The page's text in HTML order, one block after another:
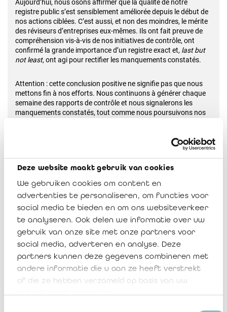
Deze website maakt gebruik van cookies
We gebruiken cookies om content en
advertenties te personaliseren, om functies voor
social media te bieden en om ons websiteverkeer
te analyseren. Ook delen we informatie over uw
gebruik van onze site met onze partners voor
social media, adverteren en analyse. Deze
partners kunnen deze gegevens combineren met
andere informatie die u aan ze heeft verstrekt
of die ze hebben verzameld op basis van uw
Aujourd’hui, nous osons affirmer que la qualité de notre
registre public s’est sensiblement améliorée depuis le début de
nos actions ciblées. C’est aussi, et non des moindres, le mérite
des réviseurs d’entreprises eux-mêmes. Ils ont fait preuve de
compréhension vis-à-vis de nos initiatives de contrôle, ont
confirmé la grande importance d’un registre exact et, last but
not least, ont agi pour rectifier les manquements constatés.
Attention : cette conclusion positive ne signifie pas que nous
mettons fin à nos efforts. Nous continuons à générer chaque
semaine des rapports de contrôle et nous signalerons les
manquements constatés, tout comme nous poursuivons nos
retrouvons chaque imperfection. Par exemple, nous ne
sommes pas en mesure de savoir si un employé d’un cabinet
passe d’un statut d’employé à un mandat en tant
qu’administrateur. À cet égard, c’est la responsabilité de la
principale personne de contact de communiquer dans le mois
modifications de statut des sociétés. On s’attend à ce qu’il y en
ait beaucoup cette année en raison de leur adaptation
obligatoire au CSA. Voir également :Communication 2022-11
(ibr-ire.be)
. Une fois de plus, nous vous conseillons, à ce sujet,
de demander un avis sur votre projet viareg@ibr-ire.be
préalablement au rendez-vous avec le notaire ou au dépôt
auprès du greffe.